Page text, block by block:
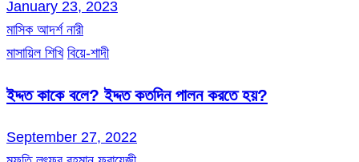
January 23, 2023
মাসিক আদর্শ নারী
মাসায়িল শিখি বিয়ে-শাদী
ইদ্দত কাকে বলে? ইদ্দত কতদিন পালন করতে হয়?
September 27, 2022